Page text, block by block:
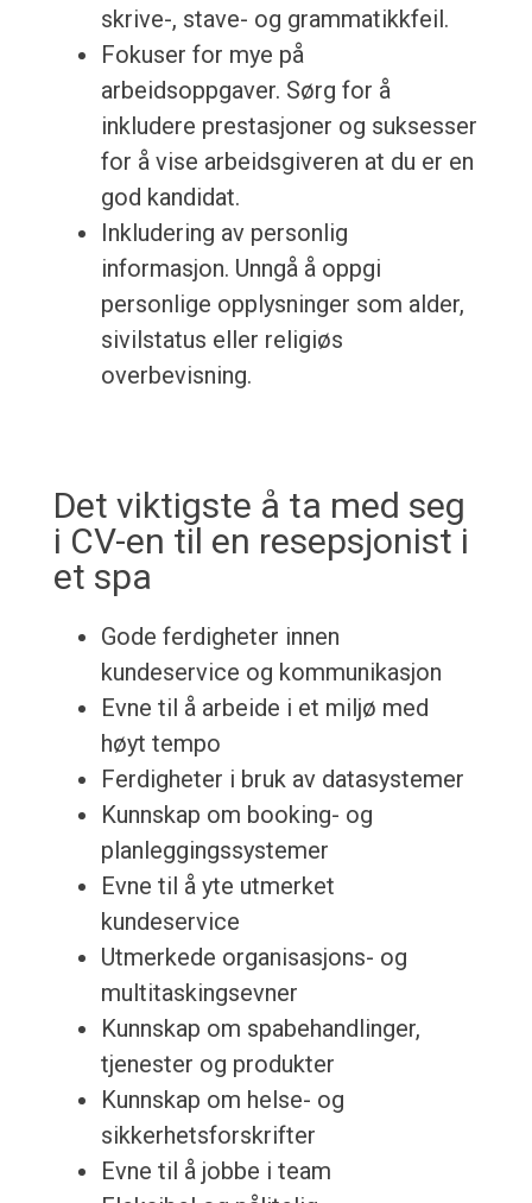
skrive-, stave- og grammatikkfeil.
Fokuser for mye på
arbeidsoppgaver. Sørg for å
inkludere prestasjoner og suksesser
for å vise arbeidsgiveren at du er en
god kandidat.
Inkludering av personlig
informasjon. Unngå å oppgi
personlige opplysninger som alder,
sivilstatus eller religiøs
overbevisning.
Det viktigste å ta med seg
i CV-en til en resepsjonist i
et spa
Gode ferdigheter innen
kundeservice og kommunikasjon
Evne til å arbeide i et miljø med
høyt tempo
Ferdigheter i bruk av datasystemer
Kunnskap om booking- og
planleggingssystemer
Evne til å yte utmerket
kundeservice
Utmerkede organisasjons- og
multitaskingsevner
Kunnskap om spabehandlinger,
tjenester og produkter
Kunnskap om helse- og
sikkerhetsforskrifter
Evne til å jobbe i team